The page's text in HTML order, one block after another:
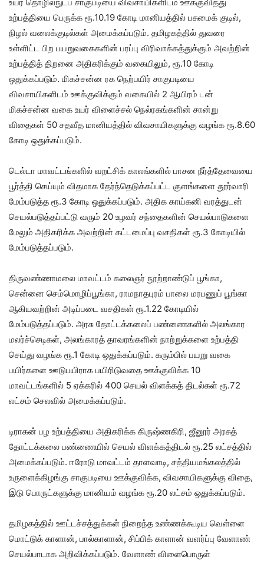
உயர் தொழில்நுட்ப சாகுபடியை விவசாயிகளிடம் ஊக்குவித்து
உற்பத்தியை பெருக்க ரூ.10.19 கோடி மானியத்தில் பசுமைக் குடில்,
நிழல் வலைக்குடில்கள் அமைக்கப்படும். தமிழகத்தில் துவரை
உள்ளிட்ட பிற பயறுவகைகளின் பரப்பு விரிவாக்கத்துக்கும் அவற்றின்
உற்பத்தித் திறனை அதிகரிக்கும் வகையிலும், ரூ.10 கோடி
ஒதுக்கப்படும். மிகச்சன்ன ரக நெற்பயிர் சாகுபடியை
விவசாயிகளிடம் ஊக்குவிக்கும் வகையில் 2 ஆயிரம் டன்
மிகச்சன்ன வகை உயர் விளைச்சல் நெல்ரகங்களின் சான்று
விதைகள் 50 சதவீத மானியத்தில் விவசாயிகளுக்கு வழங்க ரூ.8.60
கோடி ஒதுக்கப்படும்.
டெல்டா மாவட்டங்களில் வறட்சிக் காலங்களில் பாசன நீர்த்தேவையை
பூர்த்தி செய்யும் விதமாக தேர்ந்தெடுக்கப்பட்ட குளங்களை தூர்வாரி
மேம்படுத்த ரூ.3 கோடி ஒதுக்கப்படும். அதிக காய்கனி வரத்துடன்
செயல்படுத்தப்பட்டு வரும் 20 உழவர் சந்தைகளின் செயல்பாடுகளை
மேலும் அதிகரிக்க அவற்றின் கட்டமைப்பு வசதிகள் ரூ.3 கோடியில்
மேம்படுத்தப்படும்.
திருவண்ணாமலை மாவட்டம் கலைஞர் நூற்றாண்டுப் பூங்கா,
சென்னை செம்மொழிப்பூங்கா, ராமநாதபுரம் பாலை மரபணுப் பூங்கா
ஆகியவற்றின் அடிப்படை வசதிகள் ரூ.1.22 கோடியில்
மேம்படுத்தப்படும். அரசு தோட்டக்கலைப் பண்ணைகளில் அலங்கார
மலர்ச்செடிகள், அலங்காரத் தாவரங்களின் நாற்றுக்களை உற்பத்தி
செய்து வழங்க ரூ.1 கோடி ஒதுக்கப்படும். கரும்பில் பயறு வகை
பயிர்களை ஊடுபயிராக பயிரிடுவதை ஊக்குவிக்க 10
மாவட்டங்களில் 5 ஏக்கரில் 400 செயல் விளக்கத் திடல்கள் ரூ.72
லட்சம் செலவில் அமைக்கப்படும்.
டிராகன் பழ உற்பத்தியை அதிகரிக்க கிருஷ்ணகிரி, ஜீனூர் அரசுத்
தோட்டக்கலை பண்ணையில் செயல் விளக்கத்திடல் ரூ.25 லட்சத்தில்
அமைக்கப்படும். ஈரோடு மாவட்டம் தாளவாடி, சத்தியமங்கலத்தில்
உருளைக்கிழங்கு சாகுபடியை ஊக்குவிக்க, விவசாயிகளுக்கு விதை,
இடு பொருட்களுக்கு மானியம் வழங்க ரூ.20 லட்சம் ஒதுக்கப்படும்.
தமிழகத்தில் ஊட்டச்சத்துக்கள் நிறைந்த உண்ணக்கூடிய வெள்ளை
மொட்டுக் காளான், பால்காளான், சிப்பிக் காளான் வளர்ப்பு வேளாண்
செயல்பாடாக அறிவிக்கப்படும். வேளாண் விளைபொருள்